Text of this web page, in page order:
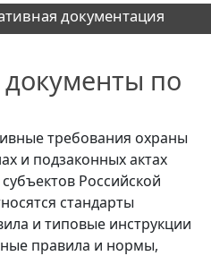
документация
по
требования охраны
и подзаконных актах
Российской
стандарты
и типовые инструкции
правила и нормы,